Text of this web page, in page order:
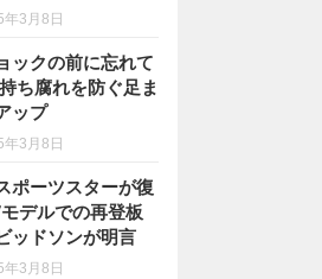
3月8日
ックの前に忘れて
ち腐れを防ぐ足ま
ップ
3月8日
ポーツスターが復
デルでの再登板
ッドソンが明言
3月8日